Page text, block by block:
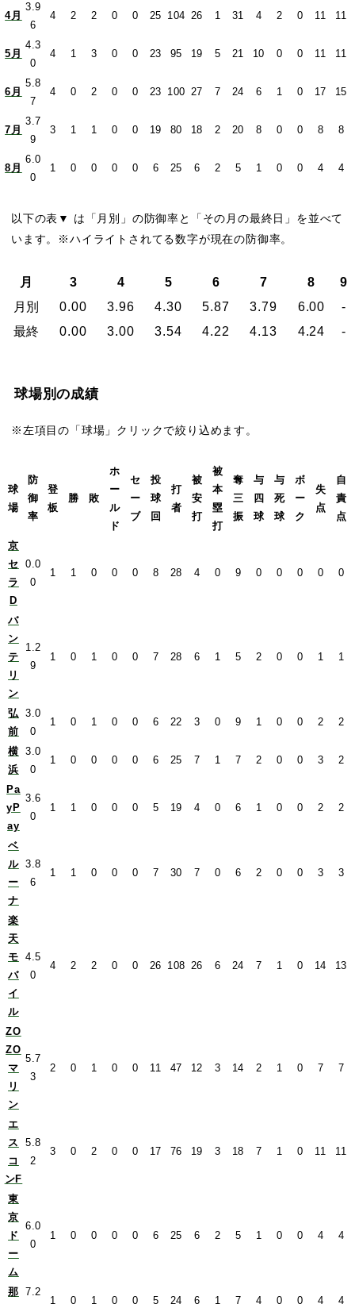
4月
3.9
6
4 2 2 0 0 25 104 26 1 31 4 2 0 11 11
5月
4.3
0
4 1 3 0 0 23 95 19 5 21 10 0 0 11 11
6月
5.8
7
4 0 2 0 0 23 100 27 7 24 6 1 0 17 15
7月
3.7
9
3 1 1 0 0 19 80 18 2 20 8 0 0 8 8
8月
6.0
0
1 0 0 0 0 6 25 6 2 5 1 0 0 4 4
以下の表▼ は「月別」の防御率と「その月の最終日」を並べて
います。※ハイライトされてる数字が現在の防御率。
月 3 4 5 6 7 8
9
月別
0.00 3.96 4.30 5.87 3.79 6.00
-
最終
0.00 3.00 3.54 4.22 4.13 4.24 -
球場別の成績
※左項目の「球場」クリックで絞り込めます。
球
場
防
御
率
登
板
勝 敗
ホ
ー
ル
ド
セ
ー
ブ
投
球
回
打
者
被
安
打
被
本
塁
打
奪
三
振
与
四
球
与
死
球
ボ
ー
ク
失
点
自
責
点
京
セ
ラ
D
0.0
0
1 1 0 0 0 8 28 4 0 9 0 0 0 0 0
バ
ン
テ
リ
ン
1.2
9
1 0 1 0 0 7 28 6 1 5 2 0 0 1 1
弘
前
3.0
0
1 0 1 0 0 6 22 3 0 9 1 0 0 2 2
横
浜
3.0
0
1 0 0 0 0 6 25 7 1 7 2 0 0 3 2
Pa
yP
ay
3.6
0
1 1 0 0 0 5 19 4 0 6 1 0 0 2 2
ベ
ル
ー
ナ
3.8
6
1 1 0 0 0 7 30 7 0 6 2 0 0 3 3
楽
天
モ
バ
イ
ル
4.5
0
4 2 2 0 0 26 108 26 6 24 7 1 0 14 13
ZO
ZO
マ
リ
ン
5.7
3
2 0 1 0 0 11 47 12 3 14 2 1 0 7 7
エ
ス
コ
ンF
5.8
2
3 0 2 0 0 17 76 19 3 18 7 1 0 11 11
東
京
ド
ー
ム
6.0
0
1 0 0 0 0 6 25 6 2 5 1 0 0 4 4
那 7.2
1 0 1 0 0 5 24 6 1 7 4 0 0 4 4